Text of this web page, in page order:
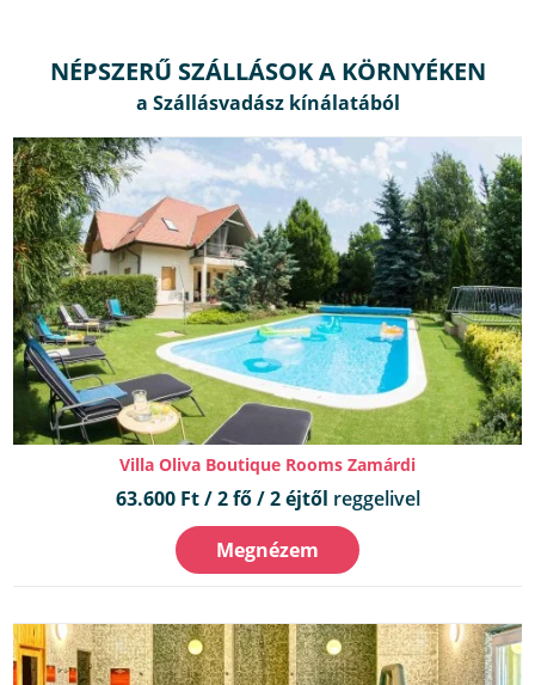
NÉPSZERŰ SZÁLLÁSOK A KÖRNYÉKEN
Villa Oliva Boutique Rooms Zamárdi
63.600 Ft / 2 fő / 2 éjtől reggelivel
Megnézem